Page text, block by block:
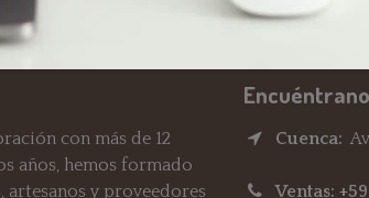
con más de 12
años, hemos formado
artesanos y proveedores
Cuenca:
Ventas: